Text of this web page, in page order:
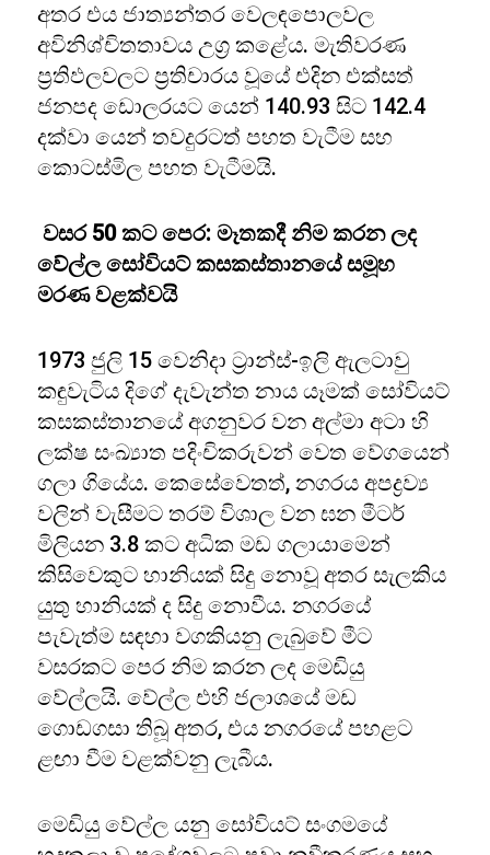
අතර එය ජාත්‍යන්තර වෙලඳපොලවල
අවිනිශ්චිතතාවය උග්‍ර කළේය. මැතිවරණ
ප්‍රතිඵලවලට ප්‍රතිචාරය වූයේ එදින එක්සත්
ජනපද ඩොලරයට යෙන් 140.93 සිට 142.4
දක්වා යෙන් තවදුරටත් පහත වැටීම සහ
කොටස්මිල පහත වැටීමයි.
වසර 50 කට පෙර: මෑතකදී නිම කරන ලද
වේල්ල සෝවියට් කසකස්තානයේ සමූහ
මරණ වළක්වයි
1973 ජුලි 15 වෙනිදා ට්‍රාන්ස්-ඉලි ඇලටාවු
කඳුවැටිය දිගේ දැවැන්ත නාය යෑමක් සෝවියට්
කසකස්තානයේ අගනුවර වන අල්මා අටා හි
ලක්ෂ සංඛ්‍යාත පදිංචිකරුවන් වෙත වේගයෙන්
ගලා ගියේය. කෙසේවෙතත්, නගරය අපද්‍රව්‍ය
වලින් වැසීමට තරම් විශාල වන ඝන මීටර්
මිලියන 3.8 කට අධික මඩ ගලායාමෙන්
කිසිවෙකුට හානියක් සිදු නොවූ අතර සැලකිය
යුතු හානියක් ද සිදු නොවීය. නගරයේ
පැවැත්ම සඳහා වගකියනු ලැබුවේ මීට
වසරකට පෙර නිම කරන ලද මෙඩියු
වේල්ලයි. වේල්ල එහි ජලාශයේ මඩ
ගොඩගසා තිබූ අතර, එය නගරයේ පහළට
ළඟා වීම වළක්වනු ලැබීය.
මෙඩියු වේල්ල යනු සෝවියට් සංගමයේ